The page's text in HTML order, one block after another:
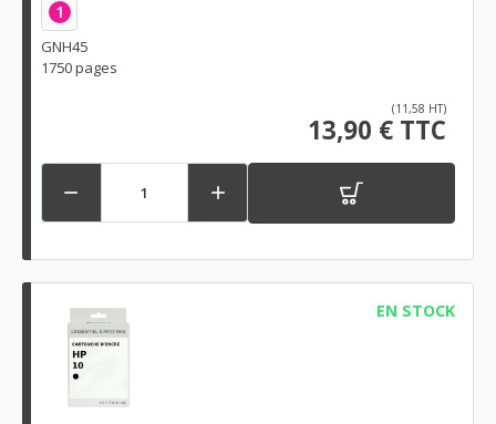
1
GNH45
1750 pages
(11,58 HT)
13,90 € TTC
 
EN STOCK